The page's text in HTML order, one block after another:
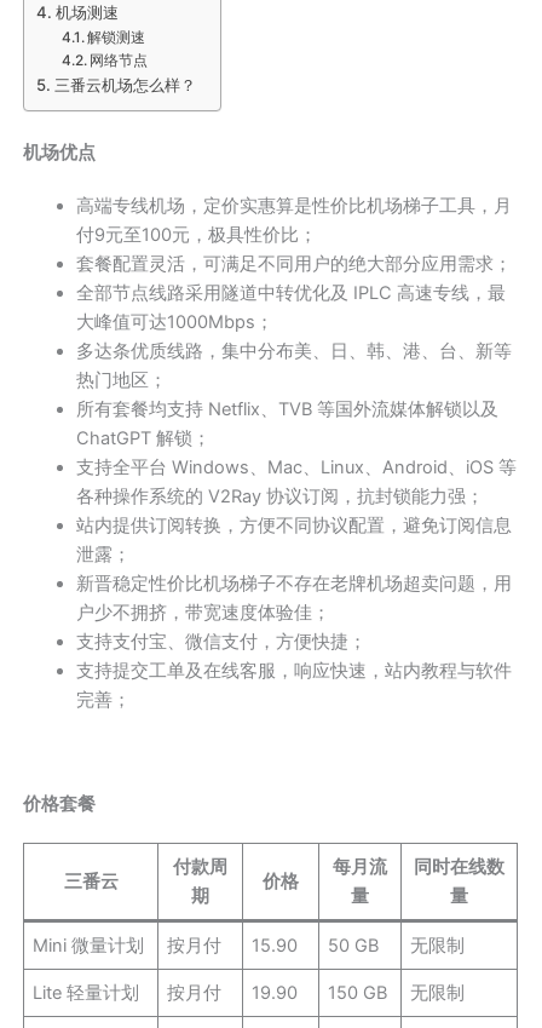
机场测速
解锁测速
网络节点
三番云机场怎么样？
机场优点
高端专线机场，定价实惠算是性价比机场梯子工具，月
付9元至100元，极具性价比；
套餐配置灵活，可满足不同用户的绝大部分应用需求；
全部节点线路采用隧道中转优化及 IPLC 高速专线，最
大峰值可达1000Mbps；
多达条优质线路，集中分布美、日、韩、港、台、新等
热门地区；
所有套餐均支持 Netflix、TVB 等国外流媒体解锁以及
ChatGPT 解锁；
支持全平台 Windows、Mac、Linux、Android、iOS 等
各种操作系统的 V2Ray 协议订阅，抗封锁能力强；
站内提供订阅转换，方便不同协议配置，避免订阅信息
泄露；
新晋稳定性价比机场梯子不存在老牌机场超卖问题，用
户少不拥挤，带宽速度体验佳；
支持支付宝、微信支付，方便快捷；
支持提交工单及在线客服，响应快速，站内教程与软件
完善；
价格套餐
三番云
付款周
期
价格
每月流
量
同时在线数
量
Mini 微量计划 按月付 15.90 50 GB 无限制
Lite 轻量计划 按月付 19.90 150 GB 无限制